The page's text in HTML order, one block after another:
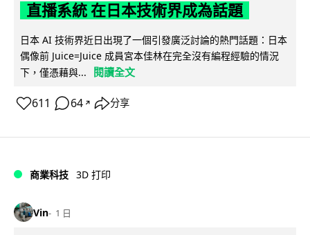
直播系統 在日本技術界成為話題
日本 AI 技術界近日出現了一個引發廣泛討論的熱門話題：日本
偶像前 Juice=Juice 成員宮本佳林在完全沒有編程經驗的情況
下，僅憑藉與...
閱讀全文
611 64 ↗ 分享
商業科技 3D 打印
Vin 1 日